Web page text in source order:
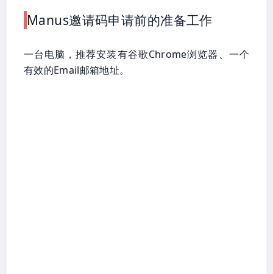
Manus邀请码申请前的准备工作
一台电脑，推荐安装有谷歌Chrome浏览器、一个
有效的Email邮箱地址。